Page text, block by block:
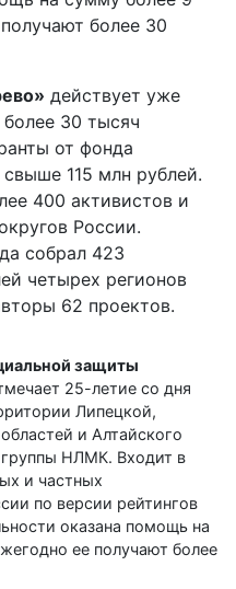
более 30
действует уже
30 тысяч
от фонда
115 млн рублей.
400 активистов и
России.
собрал 423
четырех регионов
62 проектов.
защиты
25-летие со дня
Липецкой,
и Алтайского
группы НЛМК. Входит в
и частных
по версии рейтингов
оказана помощь на
ее получают более